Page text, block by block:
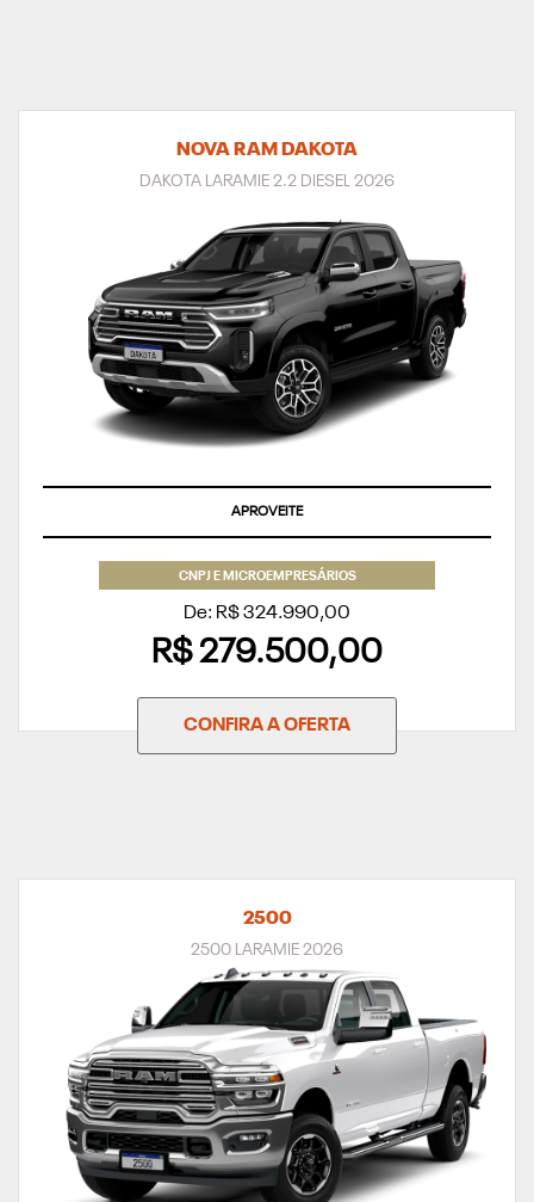
NOVA RAM DAKOTA
DAKOTA LARAMIE 2.2 DIESEL 2026
APROVEITE
CNPJ E MICROEMPRESÁRIOS
De: R$ 324.990,00
R$ 279.500,00
CONFIRA A OFERTA
2500
2500 LARAMIE 2026